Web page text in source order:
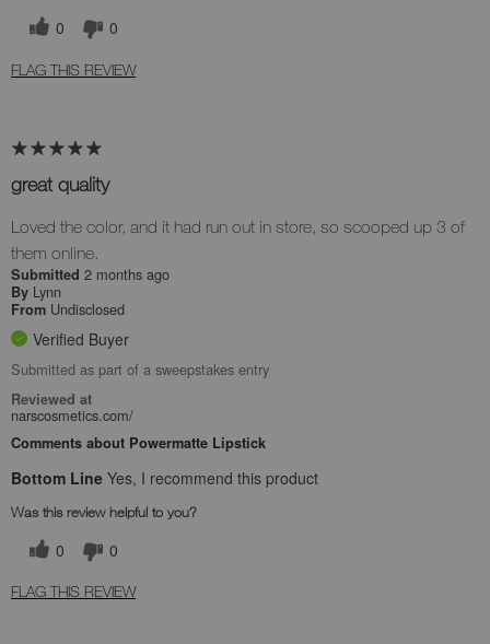
0 0
FLAG THIS REVIEW
great quality
Loved the color, and it had run out in store, so scooped up 3 of
them online.
Submitted 2 months ago
By Lynn
From Undisclosed
Verified Buyer
Submitted as part of a sweepstakes entry
Reviewed at
narscosmetics.com/
Comments about Powermatte Lipstick
Bottom Line Yes, I recommend this product
Was this review helpful to you?
0 0
FLAG THIS REVIEW